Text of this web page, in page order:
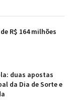
R$ 164 milhões
duas apostas
da Dia de Sorte e